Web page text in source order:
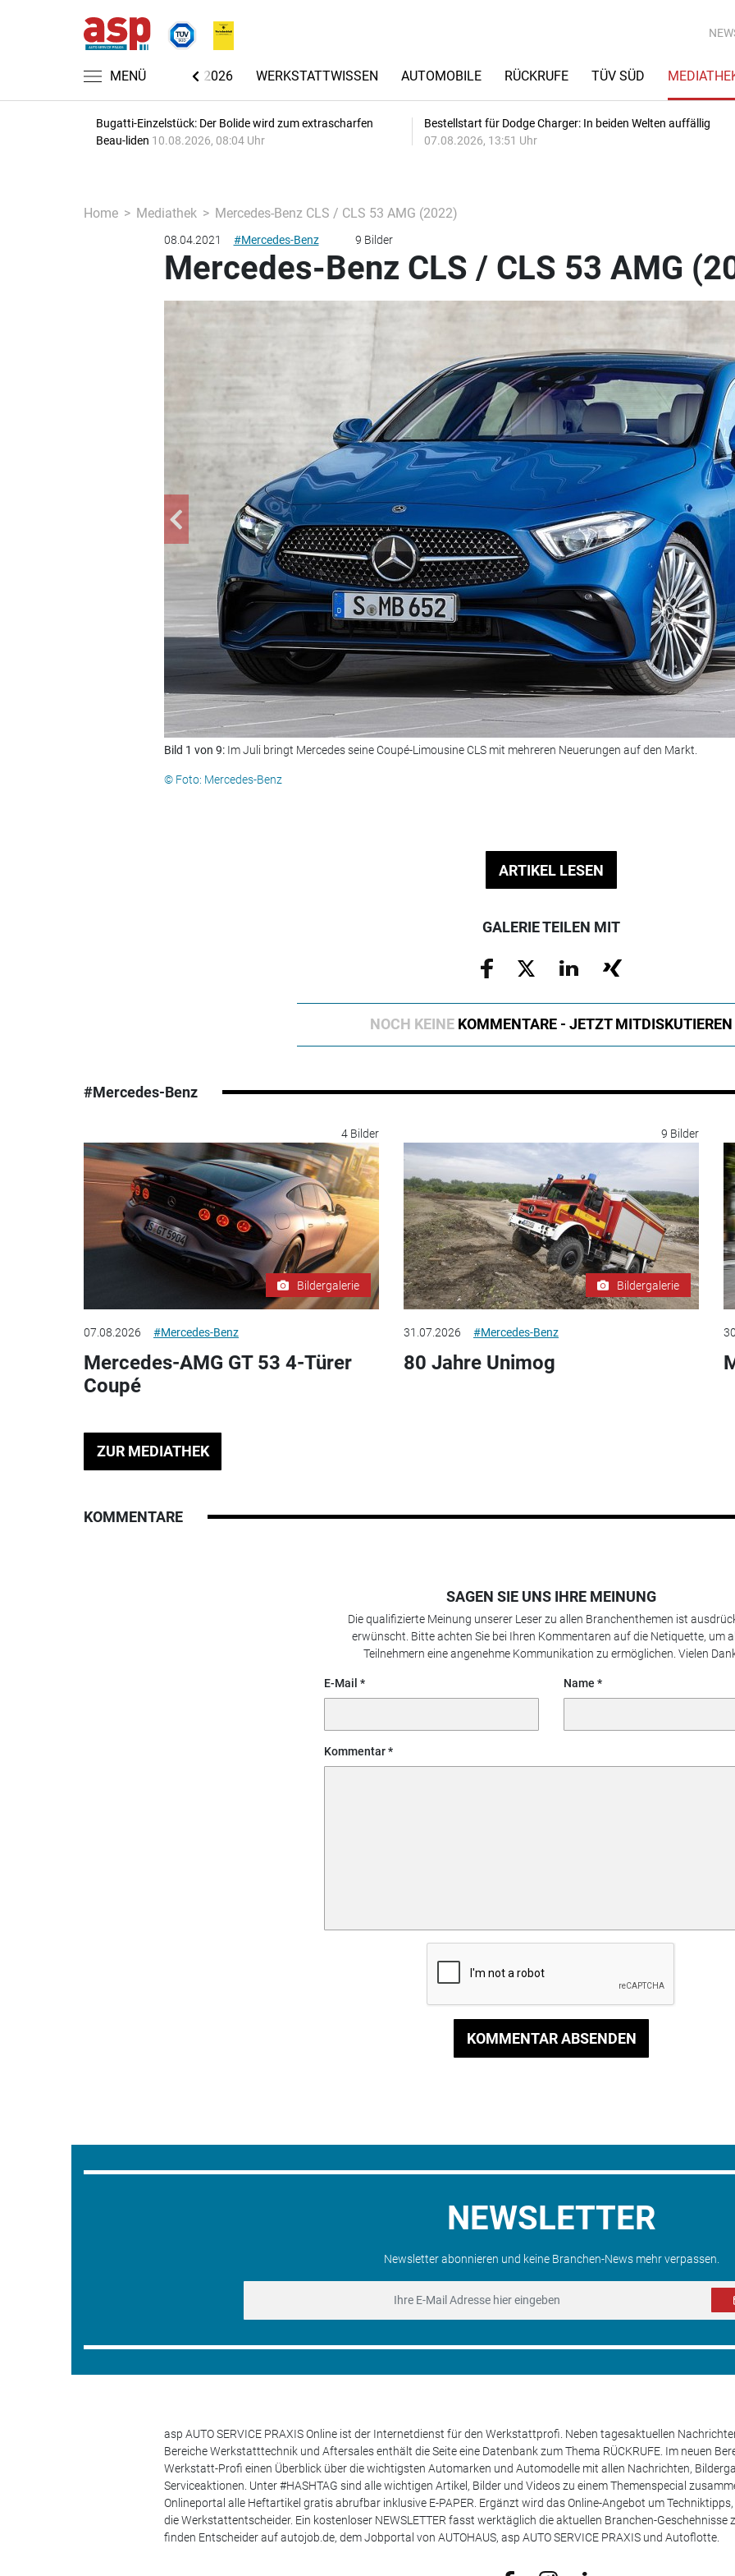
MENÜ
AUTOMECHANIKA 2026 WERKSTATTWISSEN AUTOMOBILE RÜCKRUFE TÜV SÜD
Bugatti-Einzelstück: Der Bolide wird zum extrascharfen
Beau-liden 10.08.2026, 08:04 Uhr
Bestellstart für Dodge Charger: In beiden Welten auffällig
07.08.2026, 13:51 Uhr
Home Mediathek Mercedes-Benz CLS / CLS 53 AMG (2022)
08.04.2021 #Mercedes-Benz 9 Bilder
Mercedes-Benz CLS / CLS 53 AMG
Bild 1 von 9: Im Juli bringt Mercedes seine Coupé-Limousine CLS mit mehreren Neuerungen auf den Markt.
© Foto: Mercedes-Benz
ARTIKEL LESEN
GALERIE TEILEN MIT
NOCH KEINE KOMMENTARE - JETZT MITDISKUTIEREN
#Mercedes-Benz
4 Bilder
Bildergalerie
07.08.2026 #Mercedes-Benz
Mercedes-AMG GT 53 4-Türer
Coupé
9 Bilder
Bildergalerie
31.07.2026 #Mercedes-Benz
80 Jahre Unimog
ZUR MEDIATHEK
KOMMENTARE
SAGEN SIE UNS IHRE MEINUNG
Die qualifizierte Meinung unserer Leser zu allen Branchenthemen ist
erwünscht. Bitte achten Sie bei Ihren Kommentaren auf die Netiquette, um
Teilnehmern eine angenehme Kommunikation zu ermöglichen. Vielen
E-Mail Name
Kommentar
KOMMENTAR ABSENDEN
NEWSLETTER
Newsletter abonnieren und keine Branchen-News mehr verpassen.
asp AUTO SERVICE PRAXIS Online ist der Internetdienst für den Werkstattprofi. Neben tagesaktuellen
Bereiche Werkstatttechnik und Aftersales enthält die Seite eine Datenbank zum Thema RÜCKRUFE. Im neuen
Werkstatt-Profi einen Überblick über die wichtigsten Automarken und Automodelle mit allen Nachrichten,
Serviceaktionen. Unter #HASHTAG sind alle wichtigen Artikel, Bilder und Videos zu einem Themenspecial
Onlineportal alle Heftartikel gratis abrufbar inklusive E-PAPER. Ergänzt wird das Online-Angebot um
die Werkstattentscheider. Ein kostenloser NEWSLETTER fasst werktäglich die aktuellen Branchen-Geschehnisse
finden Entscheider auf autojob.de, dem Jobportal von AUTOHAUS, asp AUTO SERVICE PRAXIS und Autoflotte.